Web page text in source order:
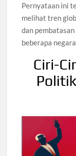
Pernyataan ini
melihat tren
dan
beberapa
Ciri-